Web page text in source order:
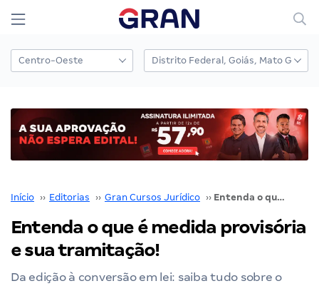
Início ›› Editorias ›› Gran Cursos Jurídico ›› Entenda o que é medida provisória e sua tramitação!
Entenda o que é medida provisória
e sua tramitação!
Da edição à conversão em lei: saiba tudo sobre o